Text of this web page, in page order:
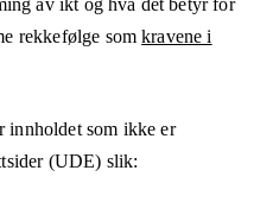
av ikt og hva det betyr for
rekkefølge somkravene i
innholdet som ikke er
(UDE) slik: